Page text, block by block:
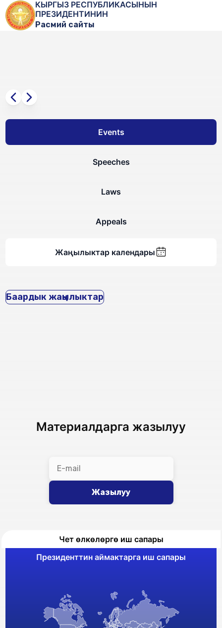
Расмий сайты
КЫРГЫЗ РЕСПУБЛИКАСЫНЫН
ПРЕЗИДЕНТИНИН
Events
Speeches
Laws
Appeals
Жаңылыктар календары
Баардык жаңылыктар
Материалдарга жазылуу
Жазылуу
Чет өлкөлөргө иш сапары
Президенттин аймактарга иш сапары